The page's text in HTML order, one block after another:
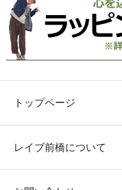
トップページ
レイブ前橋について